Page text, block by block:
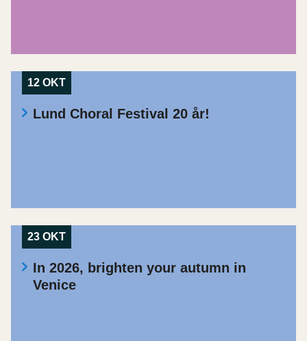
12 OKT
Lund Choral Festival 20 år!
23 OKT
In 2026, brighten your autumn in
Venice